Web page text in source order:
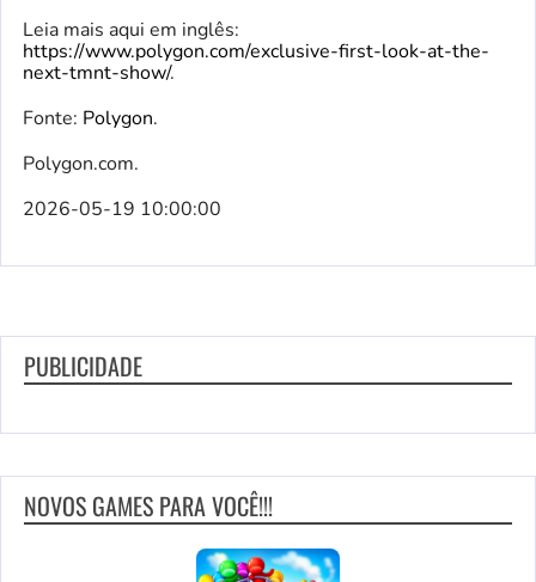
Leia mais aqui em inglês:
https://www.polygon.com/exclusive-first-look-at-the-
next-tmnt-show/.
Fonte: Polygon.
Polygon.com.
2026-05-19 10:00:00
PUBLICIDADE
NOVOS GAMES PARA VOCÊ!!!